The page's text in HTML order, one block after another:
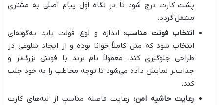
پشت کارت درج شود تا در نگاه اول پیام اصلی به مشتری
منتقل گردد.
انتخاب فونت مناسب: اندازه و نوع فونت باید به‌گونه‌ای
انتخاب شود که متن کاملاً خوانا بوده و از ایجاد شلوغی در
طراحی جلوگیری کند. معمولاً نام برند با فونتی بزرگ‌تر و
جذاب‌تر نمایش داده می‌شود تا توجه مخاطب را به خود جلب
کند.
رعایت حاشیه امن: رعایت فاصله مناسب از لبه‌های کارت